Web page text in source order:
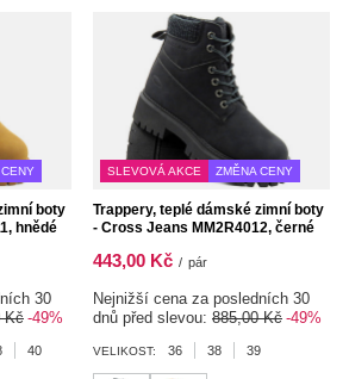
boty
hnědé
30
Kč -49%
40
SLEVOVÁ AKCE ZMĚNA CENY
Trappery, teplé dámské zimní boty
- Cross Jeans MM2R4012, černé
443,00 Kč / pár
Nejnižší cena za posledních 30
dnů před slevou: 885,00 Kč -49%
VELIKOST: 36 38 39